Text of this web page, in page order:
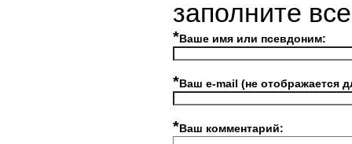
заполните
*Ваше имя или псевдоним:
*Ваш e-mail (не отображается
*Ваш комментарий: